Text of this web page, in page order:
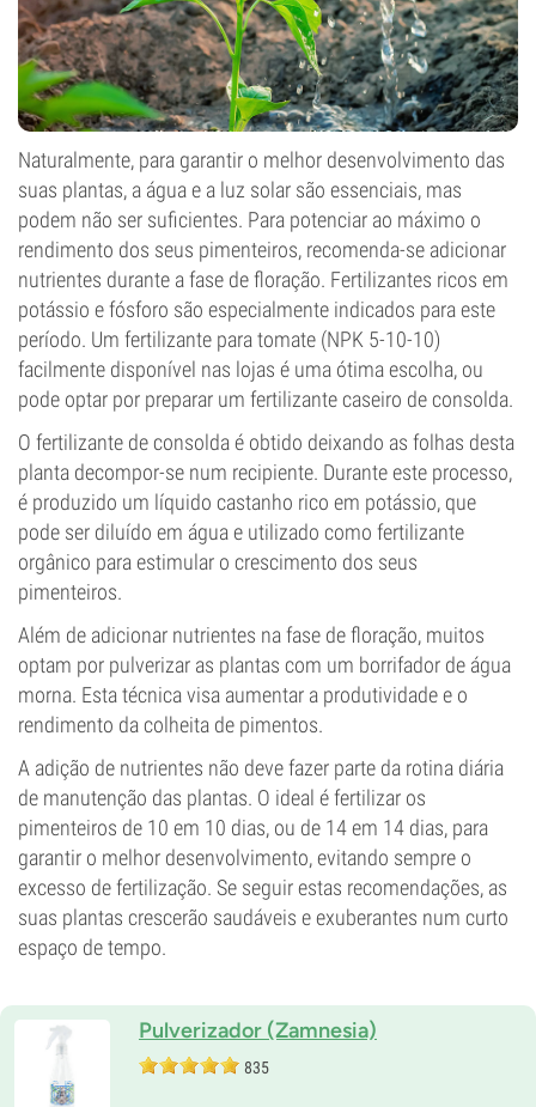
Naturalmente, para garantir o melhor desenvolvimento das
suas plantas, a água e a luz solar são essenciais, mas
podem não ser suficientes. Para potenciar ao máximo o
rendimento dos seus pimenteiros, recomenda-se adicionar
nutrientes durante a fase de floração. Fertilizantes ricos em
potássio e fósforo são especialmente indicados para este
período. Um fertilizante para tomate (NPK 5-10-10)
facilmente disponível nas lojas é uma ótima escolha, ou
pode optar por preparar um fertilizante caseiro de consolda.
O fertilizante de consolda é obtido deixando as folhas desta
planta decompor-se num recipiente. Durante este processo,
é produzido um líquido castanho rico em potássio, que
pode ser diluído em água e utilizado como fertilizante
orgânico para estimular o crescimento dos seus
pimenteiros.
Além de adicionar nutrientes na fase de floração, muitos
optam por pulverizar as plantas com um borrifador de água
morna. Esta técnica visa aumentar a produtividade e o
rendimento da colheita de pimentos.
A adição de nutrientes não deve fazer parte da rotina diária
de manutenção das plantas. O ideal é fertilizar os
pimenteiros de 10 em 10 dias, ou de 14 em 14 dias, para
garantir o melhor desenvolvimento, evitando sempre o
excesso de fertilização. Se seguir estas recomendações, as
suas plantas crescerão saudáveis e exuberantes num curto
espaço de tempo.
Pulverizador (Zamnesia)
835